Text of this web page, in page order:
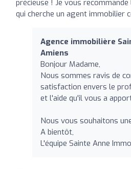
précieuse ! Je vous
qui cherche un agent immobilier
Agence immobilière
Amiens
Bonjour Madame,
Nous sommes ravis de
satisfaction envers le
et l'aide qu'il vous a
Nous vous souhaitons
A bientôt,
L'équipe Sainte Anne Immo